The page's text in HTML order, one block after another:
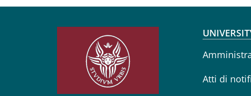
Atti di